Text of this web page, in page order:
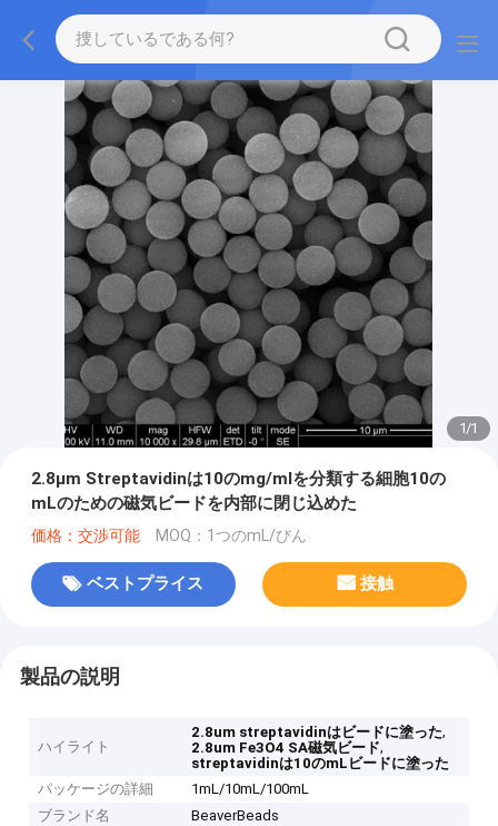
1/1
2.8μm Streptavidinは10のmg/mlを分類する細胞10の
mLのための磁気ビードを内部に閉じ込めた
価格：交渉可能 MOQ：1つのmL/びん
ベストプライス 接触
製品の説明
ハイライト
2.8um streptavidinはビードに塗った,
2.8um Fe3O4 SA磁気ビード,
streptavidinは10のmLビードに塗った
パッケージの詳細
1mL/10mL/100mL
ブランド名
BeaverBeads